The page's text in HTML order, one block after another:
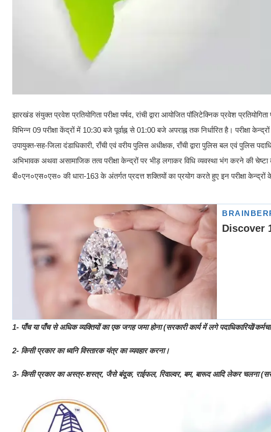
झारखंड संयुक्त प्रवेश प्रतियोगिता परीक्षा पर्षद, रांची द्वारा आयोजित पॉलिटेक्निक प्रवेश
विभिन्न 09 परीक्षा केंद्रों में 10:30 बजे पूर्वाह्न से 01:00 बजे अपराह्न तक निर्धारित है। परीक्षा
उपायुक्त-सह-जिला दंडाधिकारी, राँची एवं वरीय पुलिस अधीक्षक, राँची द्वारा पुलिस बल एवं पुलिस
अभिभावक अथवा असामाजिक तत्व परीक्षा केन्द्रों पर भीड़ लगाकर विधि व्यवस्था भंग करने की
बी०एन०एस०एस० की धारा-163 के अंतर्गत प्रदत्त शक्तियों का प्रयोग करते हुए इन परीक्षा केन्द्रों
1- पाँच या पाँच से अधिक व्यक्तियों का एक जगह जमा होना (सरकारी कार्य में लगे पदाधिकारियों/
2- किसी प्रकार का ध्वनि विस्तारक यंत्र का व्यवहार करना।
3- किसी प्रकार का अस्त्र-शस्त्र, जैसे बंदूक, राईफल, रिवाल्वर, बम, बारूद आदि लेकर चलना